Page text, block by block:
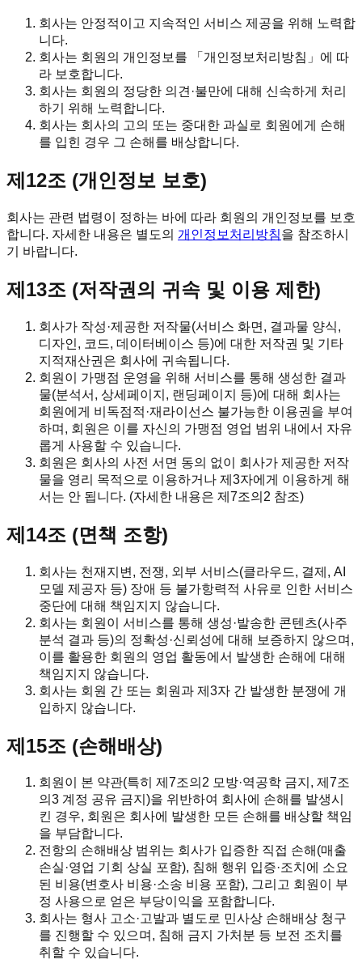
회사는 안정적이고 지속적인 서비스 제공을 위해 노력합
니다.
회사는 회원의 개인정보를 「개인정보처리방침」에 따
라 보호합니다.
회사는 회원의 정당한 의견·불만에 대해 신속하게 처리
하기 위해 노력합니다.
회사는 회사의 고의 또는 중대한 과실로 회원에게 손해
를 입힌 경우 그 손해를 배상합니다.
제12조 (개인정보 보호)
회사는 관련 법령이 정하는 바에 따라 회원의 개인정보를 보호
합니다. 자세한 내용은 별도의 개인정보처리방침을 참조하시
기 바랍니다.
제13조 (저작권의 귀속 및 이용 제한)
회사가 작성·제공한 저작물(서비스 화면, 결과물 양식,
디자인, 코드, 데이터베이스 등)에 대한 저작권 및 기타
지적재산권은 회사에 귀속됩니다.
회원이 가맹점 운영을 위해 서비스를 통해 생성한 결과
물(분석서, 상세페이지, 랜딩페이지 등)에 대해 회사는
회원에게 비독점적·재라이선스 불가능한 이용권을 부여
하며, 회원은 이를 자신의 가맹점 영업 범위 내에서 자유
롭게 사용할 수 있습니다.
회원은 회사의 사전 서면 동의 없이 회사가 제공한 저작
물을 영리 목적으로 이용하거나 제3자에게 이용하게 해
서는 안 됩니다. (자세한 내용은 제7조의2 참조)
제14조 (면책 조항)
회사는 천재지변, 전쟁, 외부 서비스(클라우드, 결제, AI
모델 제공자 등) 장애 등 불가항력적 사유로 인한 서비스
중단에 대해 책임지지 않습니다.
회사는 회원이 서비스를 통해 생성·발송한 콘텐츠(사주
분석 결과 등)의 정확성·신뢰성에 대해 보증하지 않으며,
이를 활용한 회원의 영업 활동에서 발생한 손해에 대해
책임지지 않습니다.
회사는 회원 간 또는 회원과 제3자 간 발생한 분쟁에 개
입하지 않습니다.
제15조 (손해배상)
회원이 본 약관(특히 제7조의2 모방·역공학 금지, 제7조
의3 계정 공유 금지)을 위반하여 회사에 손해를 발생시
킨 경우, 회원은 회사에 발생한 모든 손해를 배상할 책임
을 부담합니다.
전항의 손해배상 범위는 회사가 입증한 직접 손해(매출
손실·영업 기회 상실 포함), 침해 행위 입증·조치에 소요
된 비용(변호사 비용·소송 비용 포함), 그리고 회원이 부
정 사용으로 얻은 부당이익을 포함합니다.
회사는 형사 고소·고발과 별도로 민사상 손해배상 청구
를 진행할 수 있으며, 침해 금지 가처분 등 보전 조치를
취할 수 있습니다.